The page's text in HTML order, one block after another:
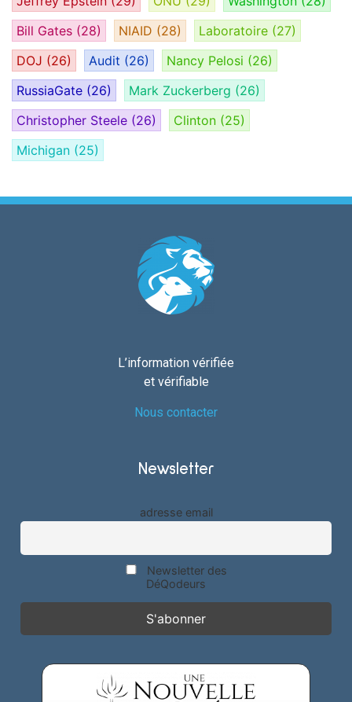
Bill Gates (28) NIAID (28) Laboratoire (27)
DOJ (26) Audit (26) Nancy Pelosi (26)
RussiaGate (26) Mark Zuckerberg (26)
Christopher Steele (26) Clinton (25)
Michigan (25)
L’information vérifiée
et vérifiable
Nous contacter
Newsletter
adresse email
Newsletter des
DéQodeurs